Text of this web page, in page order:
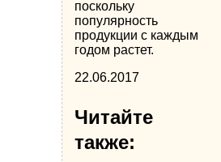
поскольку
популярность
продукции с каждым
годом растет.
22.06.2017
Читайте
также: